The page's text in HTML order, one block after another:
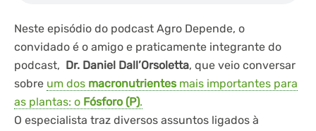
Neste episódio do podcast Agro Depende, o
convidado é o amigo e praticamente integrante do
podcast, Dr. Daniel Dall’Orsoletta, que veio conversar
sobre um dos macronutrientes mais importantes para
as plantas: o Fósforo (P).
O especialista traz diversos assuntos ligados à